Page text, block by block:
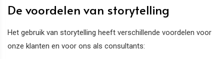
De voordelen van storytelling
Het gebruik van storytelling heeft verschillende voordelen voor
onze klanten en voor ons als consultants: